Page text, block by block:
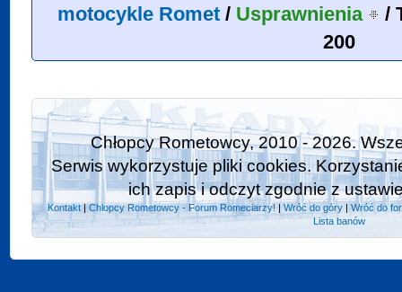
motocykle Romet/ Usprawnienia /
200
Chłopcy Rometowcy, 2010 - 2026.
Serwis wykorzystuje pliki cookies.
ich zapis i odczyt zgodnie z
Kontakt| Chlopcy Rometowcy - Forum Romeciarzy! |Wróć do góry| Wróć do
Lista banów